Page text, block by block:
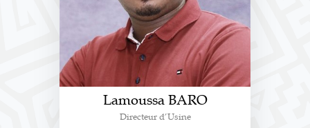
Lamoussa BARO
Directeur d’Usine